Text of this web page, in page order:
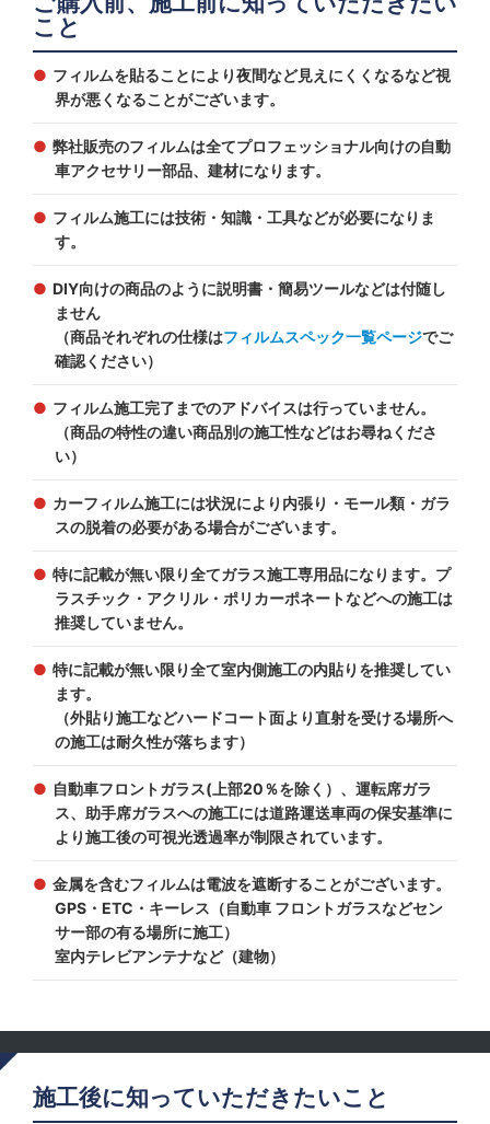
こと
フィルムを貼ることにより夜間など見えにくくなるなど視
界が悪くなることがございます。
弊社販売のフィルムは全てプロフェッショナル向けの自動
車アクセサリー部品、建材になります。
フィルム施工には技術・知識・工具などが必要になりま
す。
DIY向けの商品のように説明書・簡易ツールなどは付随し
ません
（商品それぞれの仕様はフィルムスペック一覧ページでご
確認ください）
フィルム施工完了までのアドバイスは行っていません。
（商品の特性の違い商品別の施工性などはお尋ねくださ
い）
カーフィルム施工には状況により内張り・モール類・ガラ
スの脱着の必要がある場合がございます。
特に記載が無い限り全てガラス施工専用品になります。プ
ラスチック・アクリル・ポリカーポネートなどへの施工は
推奨していません。
特に記載が無い限り全て室内側施工の内貼りを推奨してい
ます。
（外貼り施工などハードコート面より直射を受ける場所へ
の施工は耐久性が落ちます）
自動車フロントガラス(上部20％を除く）、運転席ガラ
ス、助手席ガラスへの施工には道路運送車両の保安基準に
より施工後の可視光透過率が制限されています。
金属を含むフィルムは電波を遮断することがございます。
GPS・ETC・キーレス（自動車 フロントガラスなどセン
サー部の有る場所に施工）
室内テレビアンテナなど（建物）
施工後に知っていただきたいこと